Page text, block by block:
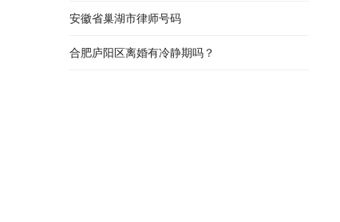
安徽省巢湖市律师号码
合肥庐阳区离婚有冷静期吗？